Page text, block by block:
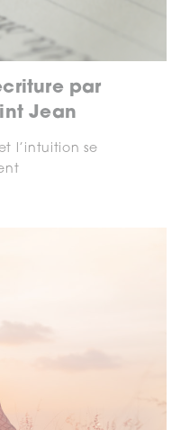
par
Jean
l’intuition se